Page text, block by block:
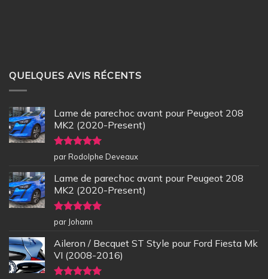
QUELQUES AVIS RÉCENTS
Lame de parechoc avant pour Peugeot 208
MK2 (2020-Present)
Note5sur
5
par Rodolphe Deveaux
Lame de parechoc avant pour Peugeot 208
MK2 (2020-Present)
Note5sur
5
par Johann
Aileron / Becquet ST Style pour Ford Fiesta Mk
VI (2008-2016)